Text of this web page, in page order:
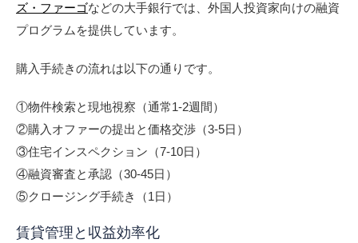
ズ・ファーゴなどの大手銀行では、外国人投資家向けの融資
プログラムを提供しています。
購入手続きの流れは以下の通りです。
①物件検索と現地視察（通常1-2週間）
②購入オファーの提出と価格交渉（3-5日）
③住宅インスペクション（7-10日）
④融資審査と承認（30-45日）
⑤クロージング手続き（1日）
賃貸管理と収益効率化